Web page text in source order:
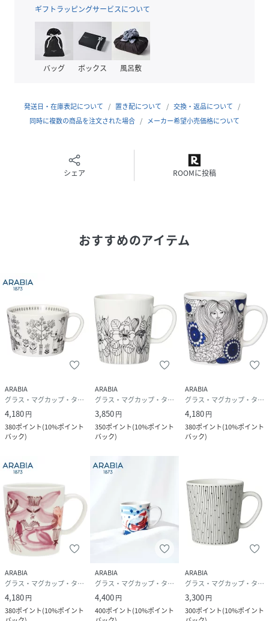
90年以上人生を謳歌したセルマの暮らしぶりからインスピレ
ーションを得た、おとぎ話のように美しい、素敵な瞬間がデ
ザインされたエミリアは手に取る人の気持ちも幸せにしま
約幅8.2×奥行11×高さ8.7cm
容量：約280ml
電子レンジ：OK
ざいますが、品質には問題ございません。
〈ARABIA（アラビア）〉
フィンランド、ヘルシンキ郊外の「アラビア」地区で1873年
に創業以来、150年以上にわたり、フィンランドの日常生活
の中で愛されてきたライフスタイルブランド。フィンランド
で最も有名で、最も愛されているブランドのひとつです。
ストーリー性があり、細かいディティールにまでこだわった
デザインのアイテムは美しくて実用的。世代を超えて愛され
トが手がけるアラビアのデザインは日常を美しく彩ります。
正規品 ブランド 輸入 食器 箱入 ギフト プレゼント 結婚祝
い 引出物 人気 ランキング ARABIA Emilia 白 ホワイト モ
ップ 紅茶 お茶 ティータイム イラスト おしゃれ
性別タイプ
原産国
素材
サイズ
品番
KJ2930_1068072
1068072-ONE-ONE KJ2930 )
ギフトラッピングサービスについて
バッグ ボックス 風呂敷
発送日・在庫表記について 置き配について
交換・返品について
同時に複数の商品を注文された場合
メーカー希望小売価格について
シェア ROOMに投稿
おすすめのアイテム
ARABIA
グラス・マグカップ・タンブラー
4,180円
380ポイント(10%ポイント
バック)
ARABIA
グラス・マグカップ・タンブラー
3,850円
350ポイント(10%ポイント
バック)
ARABIA
グラス・マグカップ・タンブラー
4,180円
380ポイント(10%ポイント
バック)
ARABIA
グラス・マグカップ・タンブラー
4,180円
380ポイント(10%ポイント
ARABIA
グラス・マグカップ・タンブラー
4,400円
400ポイント(10%ポイント
ARABIA
グラス・マグカップ・タンブラー
3,300円
300ポイント(10%ポイント